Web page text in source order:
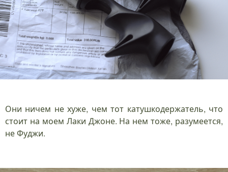
Они ничем не хуже, чем тот катушкодержатель, что
стоит на моем Лаки Джоне. На нем тоже, разумеется,
не Фуджи.